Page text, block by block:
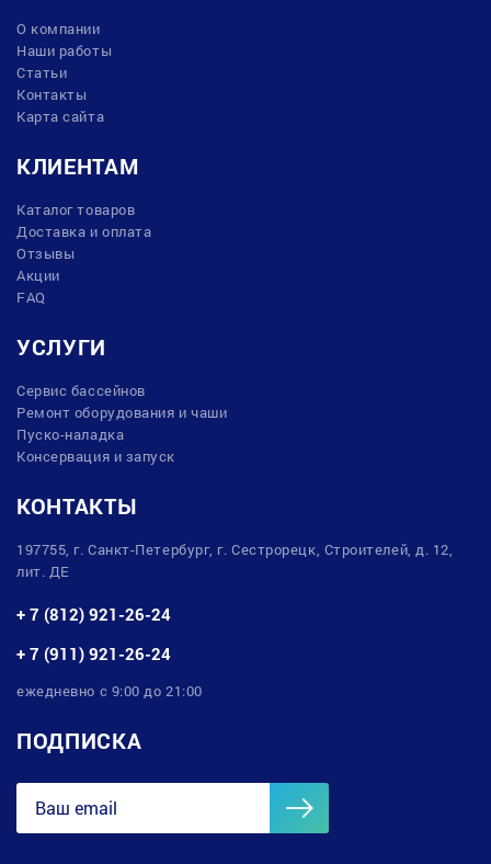
О компании
Наши работы
Статьи
Контакты
Карта сайта
КЛИЕНТАМ
Каталог товаров
Доставка и оплата
Отзывы
Акции
FAQ
УСЛУГИ
Сервис бассейнов
Ремонт оборудования и чаши
Пуско-наладка
Консервация и запуск
КОНТАКТЫ
197755, г. Санкт-Петербург, г. Сестрорецк, Строителей, д. 12,
лит. ДЕ
+ 7 (812) 921-26-24
+ 7 (911) 921-26-24
ежедневно с 9:00 до 21:00
ПОДПИСКА